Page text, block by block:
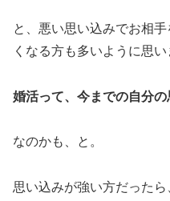
と、悪い思い込みでお相
くなる方も多いように思い
婚活って、今までの自分
なのかも、と。
思い込みが強い方だったら